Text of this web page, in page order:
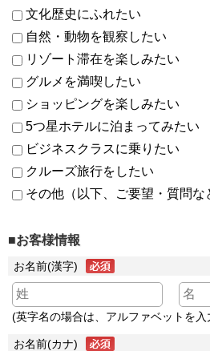
文化歴史にふれたい
自然・動物を観察したい
リゾート滞在を楽しみたい
グルメを満喫したい
ショッピングを楽しみたい
5つ星ホテルに泊まってみたい
ビジネスクラスに乗りたい
クルーズ旅行をしたい
その他（以下、ご要望・質問な
■お客様情報
お名前(漢字)
(英字名の場合は、アルファベットを
お名前(カナ)